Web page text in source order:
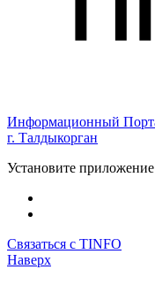
Информационный
г. Талдыкорган
Установите
Связаться с TINFO
Наверх